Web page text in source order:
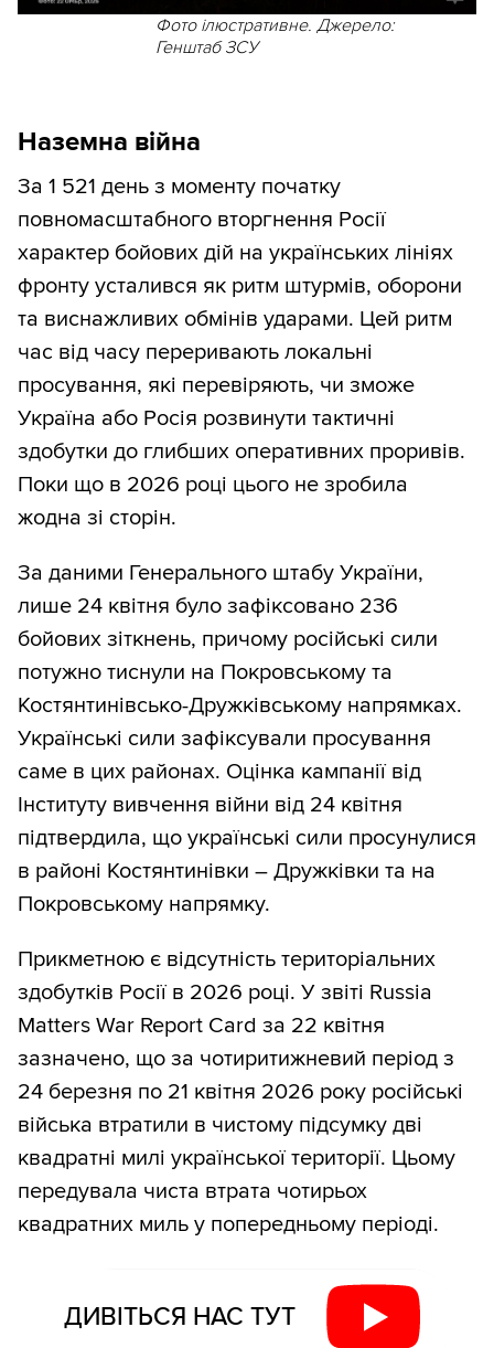
Фото ілюстративне. Джерело:
Генштаб ЗСУ
Наземна війна
За 1 521 день з моменту початку
повномасштабного вторгнення Росії
характер бойових дій на українських лініях
фронту усталився як ритм штурмів, оборони
та виснажливих обмінів ударами. Цей ритм
час від часу переривають локальні
просування, які перевіряють, чи зможе
Україна або Росія розвинути тактичні
здобутки до глибших оперативних проривів.
Поки що в 2026 році цього не зробила
жодна зі сторін.
За даними Генерального штабу України,
лише 24 квітня було зафіксовано 236
бойових зіткнень, причому російські сили
потужно тиснули на Покровському та
Костянтинівсько-Дружківському напрямках.
Українські сили зафіксували просування
саме в цих районах. Оцінка кампанії від
Інституту вивчення війни від 24 квітня
підтвердила, що українські сили просунулися
в районі Костянтинівки – Дружківки та на
Покровському напрямку.
Прикметною є відсутність територіальних
здобутків Росії в 2026 році. У звіті Russia
Matters War Report Card за 22 квітня
зазначено, що за чотиритижневий період з
24 березня по 21 квітня 2026 року російські
війська втратили в чистому підсумку дві
квадратні милі української території. Цьому
передувала чиста втрата чотирьох
квадратних миль у попередньому періоді.
ДИВІТЬСЯ НАС ТУТ